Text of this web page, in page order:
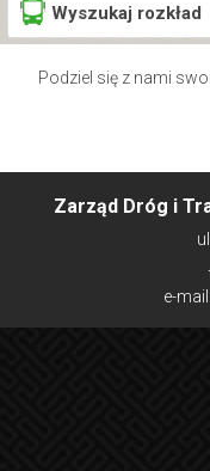
Wyszukaj rozkład
Podziel się z nami
Zarząd Dróg i
e-